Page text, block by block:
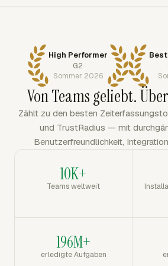
High Performer
G2
Sommer 2026
Von Teams geliebt.
Zählt zu den besten
und TrustRadius — mit
Benutzerfreundlichkeit,
10K+
Teams weltweit
196M+
erledigte Aufgaben